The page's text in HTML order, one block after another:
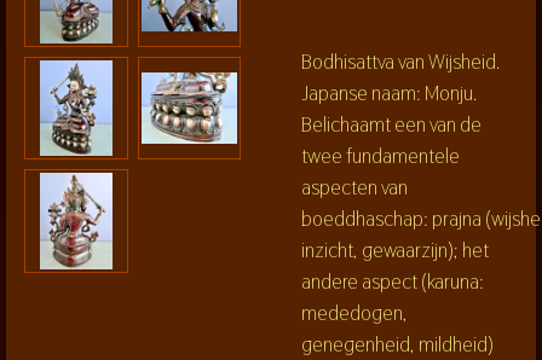
Bodhisattva van Wijsheid.
Japanse naam: Monju.
Belichaamt een van de
twee fundamentele
aspecten van
boeddhaschap: prajna
inzicht, gewaarzijn); het
andere aspect (karuna:
mededogen,
genegenheid, mildheid)